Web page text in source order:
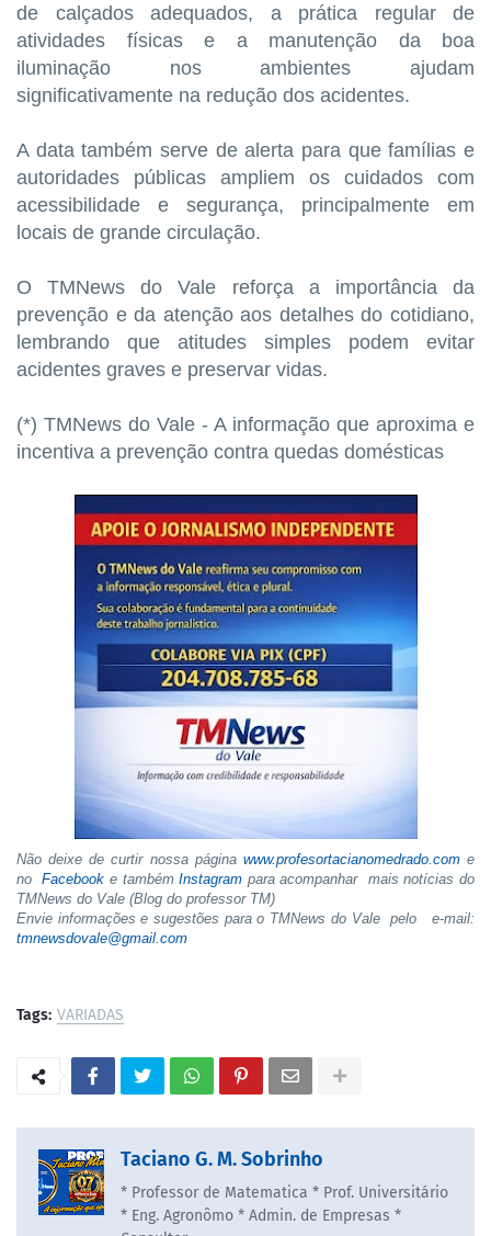
de calçados adequados, a prática regular de
atividades físicas e a manutenção da boa
iluminação nos ambientes ajudam
significativamente na redução dos acidentes.
A data também serve de alerta para que famílias e
autoridades públicas ampliem os cuidados com
acessibilidade e segurança, principalmente em
locais de grande circulação.
O TMNews do Vale reforça a importância da
prevenção e da atenção aos detalhes do cotidiano,
lembrando que atitudes simples podem evitar
acidentes graves e preservar vidas.
(*) TMNews do Vale - A informação que aproxima e
incentiva a prevenção contra quedas domésticas
Não deixe de curtir nossa página www.profesortacianomedrado.come
noFacebook e tambémInstagram para acompanhar mais notícias do
TMNews do Vale (Blog do professor TM)
Envie informações e sugestões para o TMNews do Vale pelo e-mail:
tmnewsdovale@gmail.com
Tags: VARIADAS
Taciano G. M. Sobrinho
* Professor de Matematica * Prof. Universitário
* Eng. Agronômo * Admin. de Empresas *